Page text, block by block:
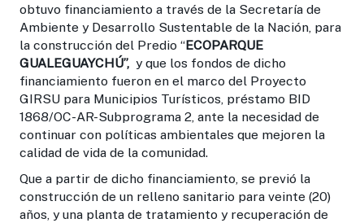
obtuvo financiamiento a través de la Secretaría de
Ambiente y Desarrollo Sustentable de la Nación, para
la construcción del Predio “ECOPARQUE
GUALEGUAYCHÚ”, y que los fondos de dicho
financiamiento fueron en el marco del Proyecto
GIRSU para Municipios Turísticos, préstamo BID
1868/OC-AR-Subprograma 2, ante la necesidad de
continuar con políticas ambientales que mejoren la
calidad de vida de la comunidad.
Que a partir de dicho financiamiento, se previó la
construcción de un relleno sanitario para veinte (20)
años, y una planta de tratamiento y recuperación de